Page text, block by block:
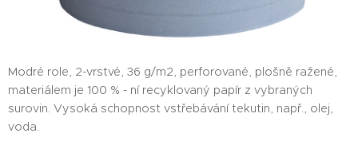
Modré role, 2-vrstvé, 36 g/m2, perforované, plošně ražené,
materiálem je 100 % - ní recyklovaný papír z vybraných
surovin. Vysoká schopnost vstřebávání tekutin, např., olej,
voda.